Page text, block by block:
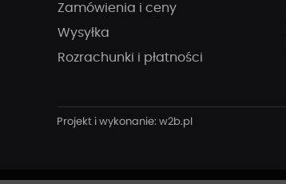
Zamówienia i ceny
Wysyłka
Rozrachunki i płatności